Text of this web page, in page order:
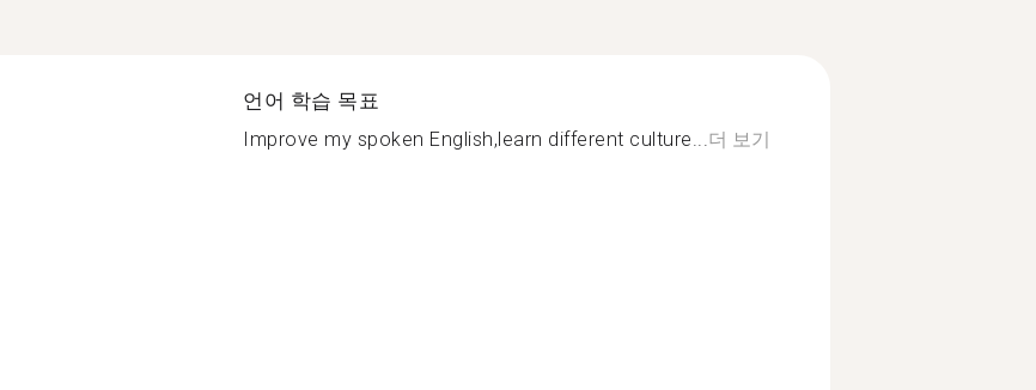
언어 학습 목표
Improve my spoken English,learn different culture... 더 보기